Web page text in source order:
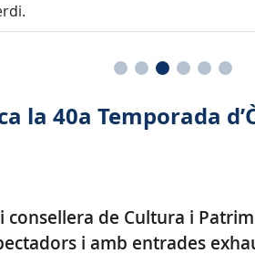
la 40a Temporada
de Cultura i
i amb entrades